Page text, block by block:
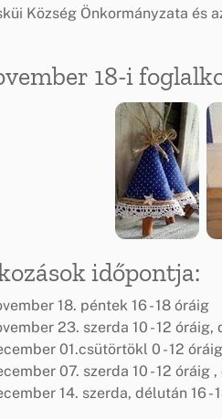
Község Önkormányzata és
18-i
időpontja:
18. péntek 16 - 18 óráig
23. szerda 10 - 12 óráig,
01.csütörtökl 0 - 12
07. szerda 10 - 12 óráig
14. szerda, délután 16 -